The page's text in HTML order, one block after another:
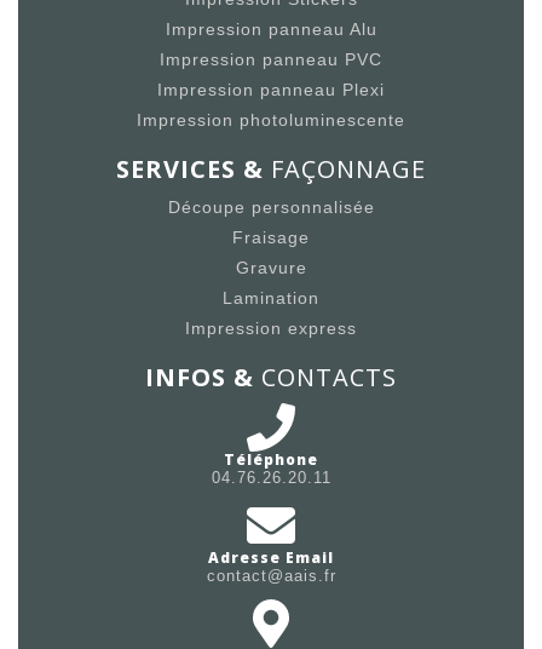
Impression panneau Alu
Impression panneau PVC
Impression panneau Plexi
Impression photoluminescente
SERVICES & FAÇONNAGE
Découpe personnalisée
Fraisage
Gravure
Lamination
Impression express
INFOS & CONTACTS
Téléphone
04.76.26.20.11
Adresse Email
contact@aais.fr